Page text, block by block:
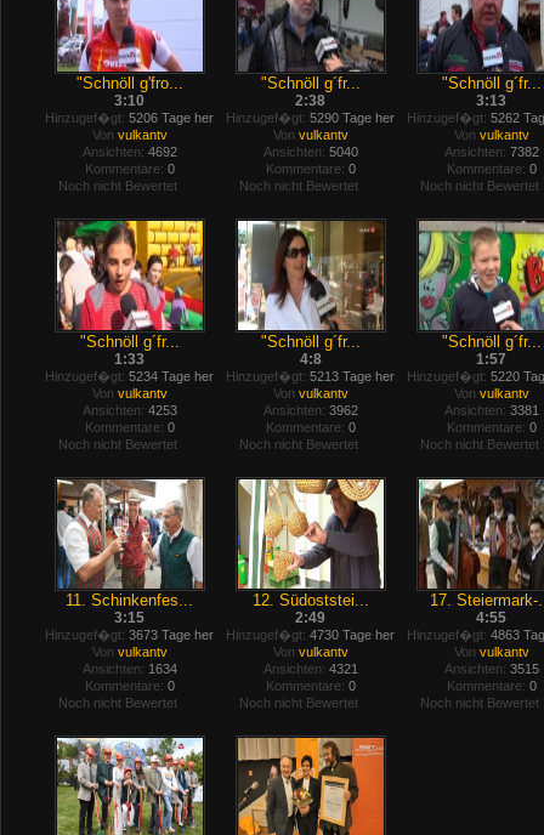
"Schnöll g'fro...
3:10
Hinzugef�gt: 5206 Tage her
Von vulkantv
Ansichten: 4692
Kommentare: 0
Noch nicht Bewertet
"Schnöll g´fr...
2:38
Hinzugef�gt: 5290 Tage her
Von vulkantv
Ansichten: 5040
Kommentare: 0
Noch nicht Bewertet
"Schnöll g´fr...
3:13
Hinzugef�gt: 5262
Von vulkantv
Ansichten: 7382
Kommentare: 0
Noch nicht Bewertet
"Schnöll g´fr...
1:33
Hinzugef�gt: 5234 Tage her
Von vulkantv
Ansichten: 4253
Kommentare: 0
Noch nicht Bewertet
"Schnöll g´fr...
4:8
Hinzugef�gt: 5213 Tage her
Von vulkantv
Ansichten: 3962
Kommentare: 0
Noch nicht Bewertet
"Schnöll g´fr...
1:57
Hinzugef�gt: 5220
Von vulkantv
Ansichten: 3381
Kommentare: 0
Noch nicht Bewertet
11. Schinkenfes...
3:15
Hinzugef�gt: 3673 Tage her
Von vulkantv
Ansichten: 1634
Kommentare: 0
Noch nicht Bewertet
12. Südoststei...
2:49
Hinzugef�gt: 4730 Tage her
Von vulkantv
Ansichten: 4321
Kommentare: 0
Noch nicht Bewertet
17. Steiermark-
4:55
Hinzugef�gt: 4863
Von vulkantv
Ansichten: 3515
Kommentare: 0
Noch nicht Bewertet